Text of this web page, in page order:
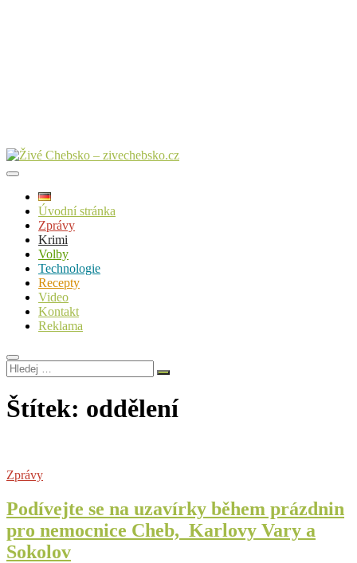
Úvodní stránka
Zprávy
Krimi
Volby
Technologie
Recepty
Video
Kontakt
Reklama
Hledej
…
Štítek: oddělení
Zprávy
Podívejte se na uzavírky během prázdnin
pro nemocnice Cheb, Karlovy Vary a
Sokolov